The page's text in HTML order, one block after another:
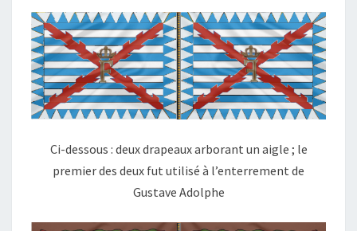
Ci-dessous : deux drapeaux arborant un aigle ; le
premier des deux fut utilisé à l’enterrement de
Gustave Adolphe